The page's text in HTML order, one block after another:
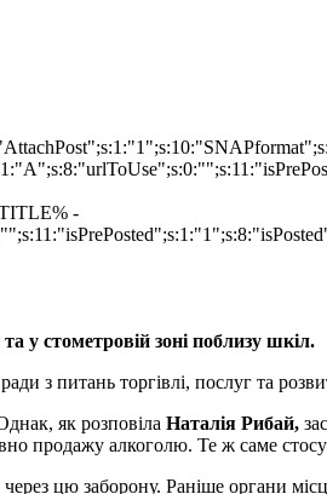
-
у стометровій зоні поблизу шкіл.
з питань торгівлі, послуг та
як розповіла Наталія Рибай,
продажу алкоголю. Те ж саме
цю заборону. Раніше органи